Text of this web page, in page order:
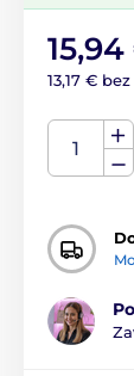
13,17 €